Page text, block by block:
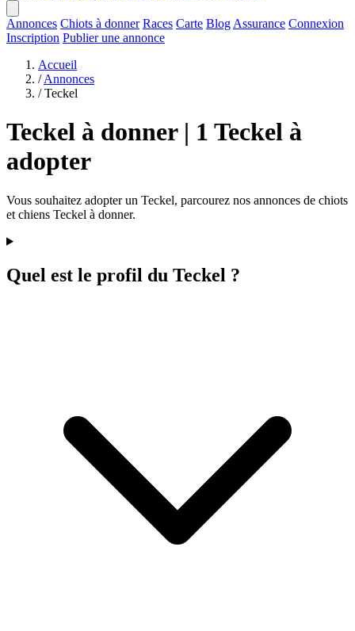
Annonces Chiots à donner Races Carte Blog Assurance Connexion
Inscription Publier une annonce
Accueil
/ Annonces
/ Teckel
Teckel à donner | 1 Teckel à
adopter
Vous souhaitez adopter un Teckel, parcourez nos annonces de chiots
et chiens Teckel à donner.
Quel est le profil du Teckel ?